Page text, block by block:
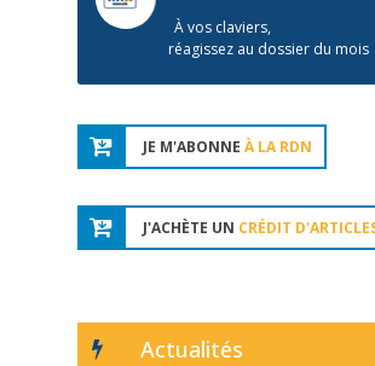
À vos claviers,
réagissez au dossier du mois
JE M'ABONNE À LA RDN
J'ACHÈTE UN CRÉDIT
Actualités